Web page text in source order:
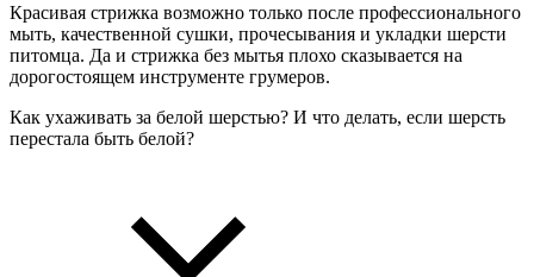
Красивая стрижка возможно только после профессионального
мыть, качественной сушки, прочесывания и укладки шерсти
питомца. Да и стрижка без мытья плохо сказывается на
дорогостоящем инструменте грумеров.
Как ухаживать за белой шерстью? И что делать, если шерсть
перестала быть белой?